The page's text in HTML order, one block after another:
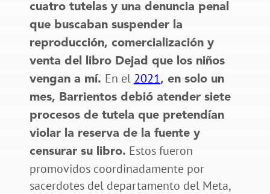
cuatro tutelas y una denuncia penal
que buscaban suspender la
reproducción, comercialización y
venta del libro Dejad que los niños
vengan a mí. En el 2021, en solo un
mes, Barrientos debió atender siete
procesos de tutela que pretendían
violar la reserva de la fuente y
censurar su libro. Estos fueron
promovidos coordinadamente por
sacerdotes del departamento del Meta,